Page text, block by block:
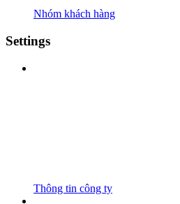
Nhóm khách hàng
Settings
Thông tin công ty